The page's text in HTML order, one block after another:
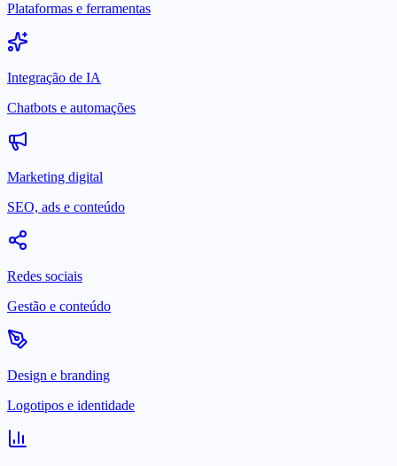
Plataformas e ferramentas
Integração de IA
Chatbots e automações
Marketing digital
SEO, ads e conteúdo
Redes sociais
Gestão e conteúdo
Design e branding
Logotipos e identidade